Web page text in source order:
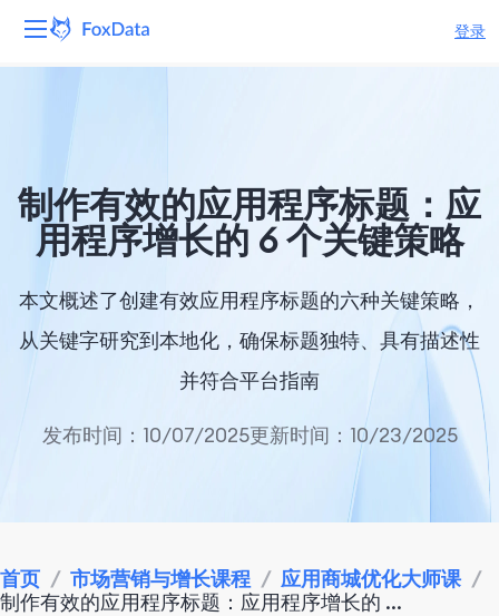
登录
解决方案
制作有效的应用程序标题：应
用程序增长的 6 个关键策略
本文概述了创建有效应用程序标题的六种关键策略，
从关键字研究到本地化，确保标题独特、具有描述性
并符合平台指南
发布时间：10/07/2025更新时间：10/23/2025
首页 / 市场营销与增长课程 / 应用商城优化大师课 /
制作有效的应用程序标题：应用程序增长的 ...